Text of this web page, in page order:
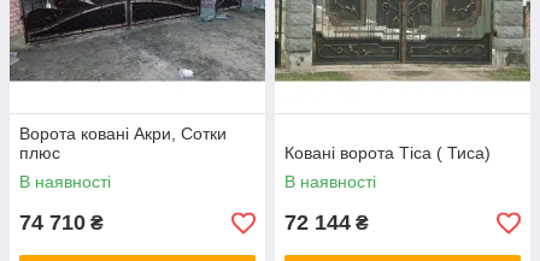
Ворота ковані Акри, Сотки
плюс
В наявності
74 710 ₴
Ковані ворота Тіса ( Тиса)
В наявності
72 144 ₴